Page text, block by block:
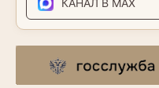
КАНАЛ В MAX